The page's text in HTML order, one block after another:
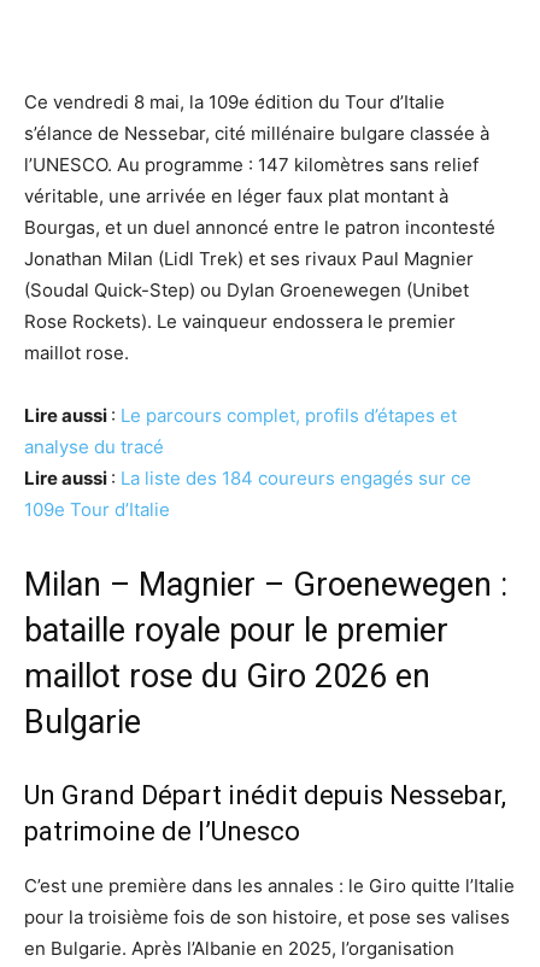
Ce vendredi 8 mai, la 109e édition du Tour d’Italie
s’élance de Nessebar, cité millénaire bulgare classée à
l’UNESCO. Au programme : 147 kilomètres sans relief
véritable, une arrivée en léger faux plat montant à
Bourgas, et un duel annoncé entre le patron incontesté
Jonathan Milan (Lidl Trek) et ses rivaux Paul Magnier
(Soudal Quick-Step) ou Dylan Groenewegen (Unibet
Rose Rockets). Le vainqueur endossera le premier
maillot rose.
Lire aussi : Le parcours complet, profils d’étapes et
analyse du tracé
Lire aussi : La liste des 184 coureurs engagés sur ce
109e Tour d’Italie
Milan – Magnier – Groenewegen :
bataille royale pour le premier
maillot rose du Giro 2026 en
Bulgarie
Un Grand Départ inédit depuis Nessebar,
patrimoine de l’Unesco
C’est une première dans les annales : le Giro quitte l’Italie
pour la troisième fois de son histoire, et pose ses valises
en Bulgarie. Après l’Albanie en 2025, l’organisation